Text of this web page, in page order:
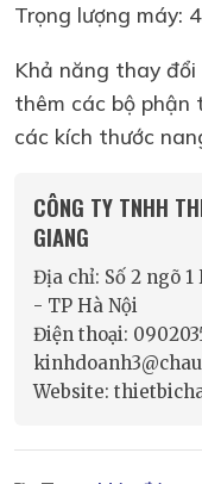
Trọng lượng máy:
Khả năng thay
thêm các bộ
các kích thước
CÔNG TY TNHH
GIANG
Địa chỉ: Số 2 ngõ
- TP Hà Nội
Điện thoại:
Website: